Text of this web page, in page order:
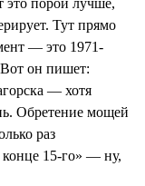
Тут прямо
— это 1971-
он пишет:
— хотя
Обретение мощей
раз
15-го» — ну,